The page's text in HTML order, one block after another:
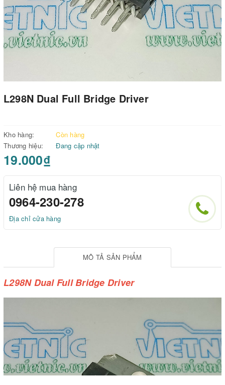
L298N Dual Full Bridge Driver
Kho hàng:
Còn hàng
Thương hiệu:
Đang cập nhật
19.000₫
Liên hệ mua hàng
0964-230-278
Địa chỉ cửa hàng
MÔ TẢ SẢN PHẨM
L298N Dual Full Bridge Driver